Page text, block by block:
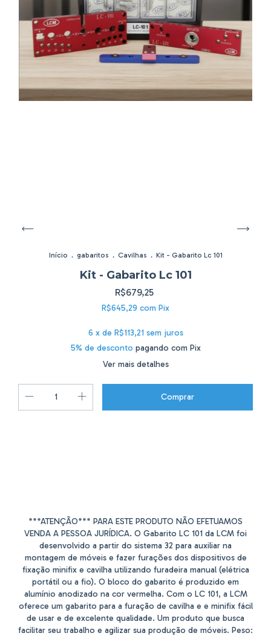
Início . gabaritos . Cavilhas . Kit - Gabarito Lc 101
Kit - Gabarito Lc 101
R$679,25
R$645,29 com Pix
6 x de R$113,21 sem juros
5% de desconto pagando com Pix
Ver mais detalhes
***ATENÇÃO*** PARA ESTE PRODUTO NÃO EFETUAMOS
VENDA A PESSOA JURÍDICA. O Gabarito LC 101 da LCM foi
desenvolvido a partir do sistema 32 para auxiliar na
montagem de móveis e fazer furações dos dispositivos de
fixação minifix e cavilha utilizando furadeira manual (elétrica
portátil ou a fio). O bloco do gabarito é produzido em
alumínio anodizado na cor vermelha. Com o LC 101, a LCM
oferece um gabarito para a furação de cavilha e e minifix fácil
de usar e de excelente qualidade. Um produto que busca
facilitar seu trabalho e agilizar sua produção de móveis. Peso: